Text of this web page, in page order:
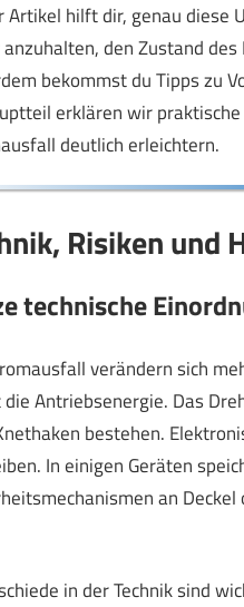
Artikel hilft dir, genau diese
den Zustand
bekommst du Tipps zu
erklären wir
deutlich erleichtern.
Risiken und
technische
verändern sich
Antriebsenergie. Das
bestehen.
In einigen Geräten
an
in der Technik sind